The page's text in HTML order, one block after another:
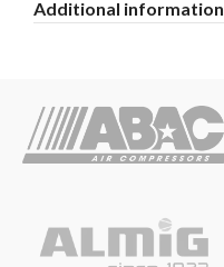
Additional information